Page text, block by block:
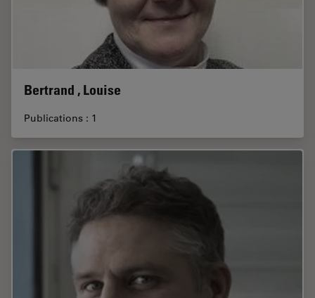
Bertrand , Louise
Publications : 1